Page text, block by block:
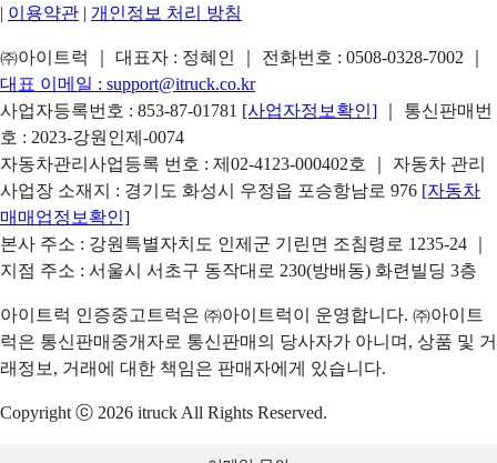
| 이용약관 | 개인정보 처리 방침
㈜아이트럭 ｜ 대표자 : 정혜인 ｜ 전화번호 : 0508-0328-7002
대표 이메일 : support@itruck.co.kr
사업자등록번호 : 853-87-01781 [사업자정보확인]
｜ 통신판매번
호 : 2023-강원인제-0074
자동차관리사업등록 번호 : 제02-4123-000402호 ｜ 자동차 관리
사업장 소재지 : 경기도 화성시 우정읍 포승항남로 976 [자동차
매매업정보확인]
본사 주소 : 강원특별자치도 인제군 기린면 조침령로 1235-24 ｜
지점 주소 : 서울시 서초구 동작대로 230(방배동) 화련빌딩 3층
아이트럭 인증중고트럭은 ㈜아이트럭이 운영합니다. ㈜아이트
럭은 통신판매중개자로 통신판매의 당사자가 아니며, 상품 및 거
래정보, 거래에 대한 책임은 판매자에게 있습니다.
Copyright ⓒ 2026 itruck All Rights Reserved.